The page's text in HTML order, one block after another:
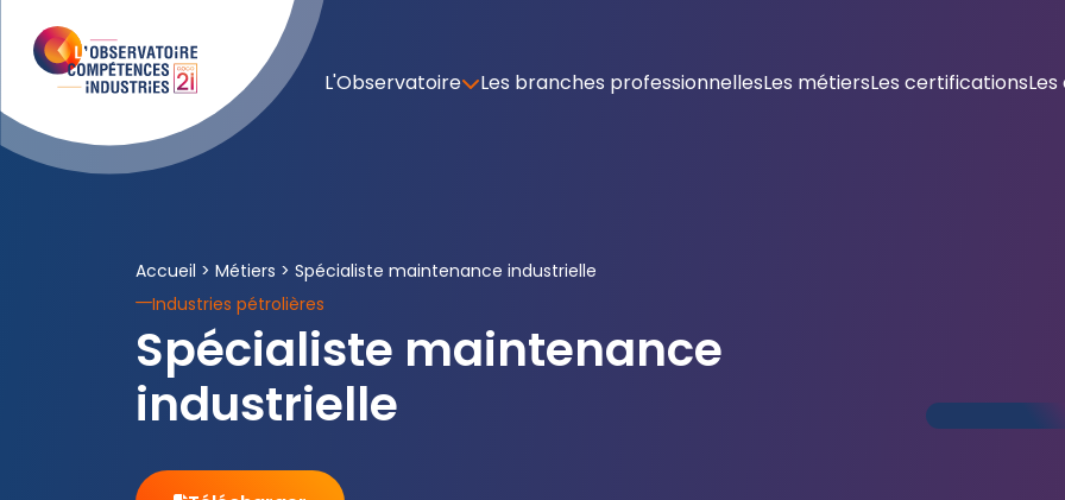
L'Observatoire Les branches professionnellesLes métiersLes certifications
Accueil > Métiers > Spécialiste maintenance industrielle
Industries pétrolières
Spécialiste maintenance
industrielle